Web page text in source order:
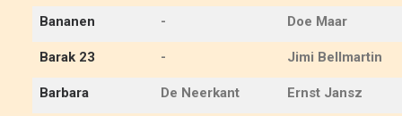
Bananen - Doe Maar
Barak 23 - Jimi Bellmartin
Barbara De Neerkant Ernst Jansz